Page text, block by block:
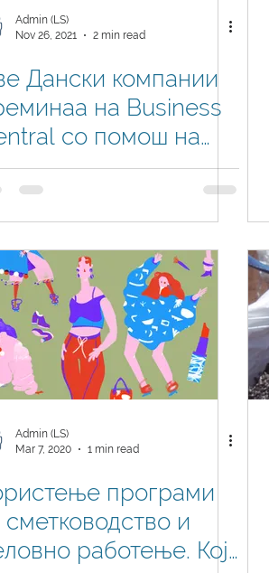
Admin (LS)
Nov 26, 2021
2 min read
Дански компании
на Business
со помош на
Системи
Admin (LS)
Mar 7, 2020
1 min read
програми
сметководство и
работење. Кој